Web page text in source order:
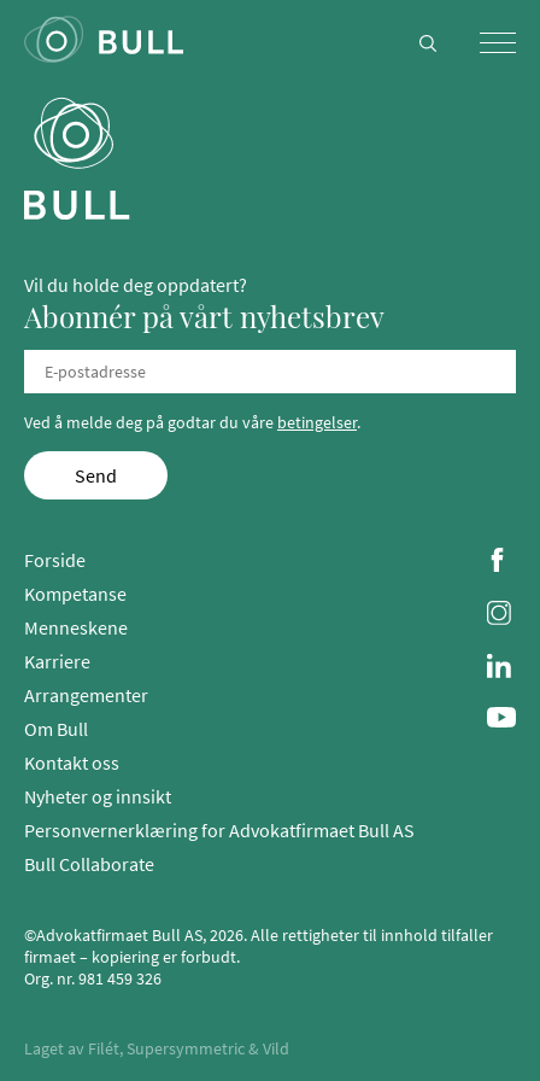
Vil du holde deg oppdatert?
Abonnér på vårt nyhetsbrev
Ved å melde deg på godtar du våre betingelser.
Send
Forside
Kompetanse
Menneskene
Karriere
Arrangementer
Om Bull
Kontakt oss
Nyheter og innsikt
Personvernerklæring for Advokatfirmaet Bull AS
Bull Collaborate
©Advokatfirmaet Bull AS, 2026. Alle rettigheter til innhold tilfaller
firmaet – kopiering er forbudt.
Org. nr.981 459 326
Laget av Filét, Supersymmetric& Vild